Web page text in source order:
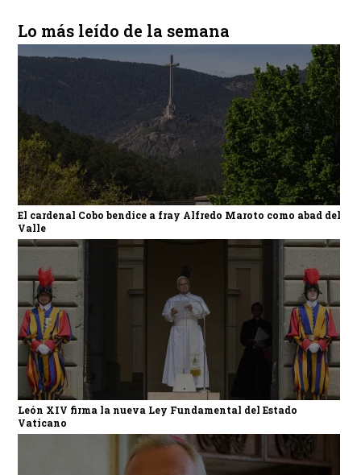
Lo más leído de la semana
El cardenal Cobo bendice a fray Alfredo Maroto como abad del
Valle
León XIV firma la nueva Ley Fundamental del Estado
Vaticano